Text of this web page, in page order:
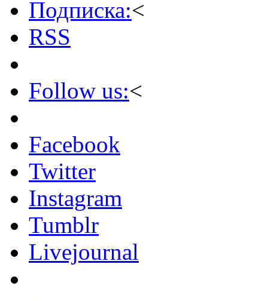
Подписка:<
RSS
Follow us:<
Facebook
Twitter
Instagram
Tumblr
Livejournal